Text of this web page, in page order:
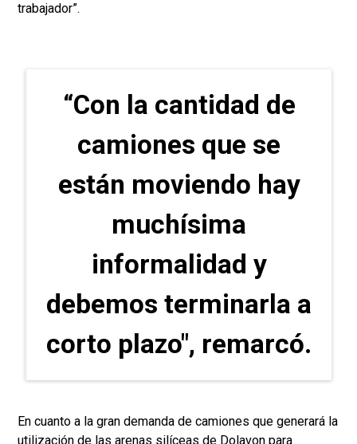
trabajador”.
“Con la cantidad de
camiones que se
están moviendo hay
muchísima
informalidad y
debemos terminarla a
corto plazo", remarcó.
En cuanto a la gran demanda de camiones que generará la
utilización de las arenas silíceas de Dolavon para